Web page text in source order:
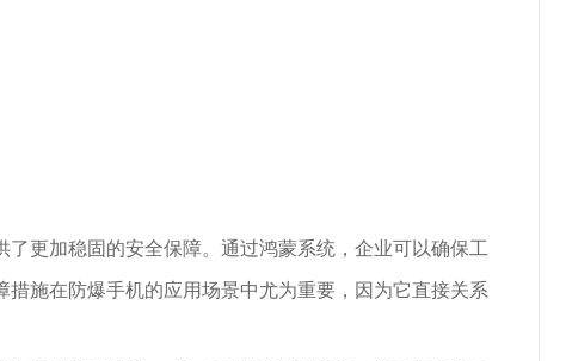
更加稳固的安全保障。通过鸿蒙系统，企业可以确保工
施在防爆手机的应用场景中尤为重要，因为它直接关系